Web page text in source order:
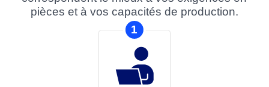
pièces et à vos capacités de production.
1